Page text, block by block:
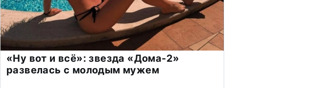
«Ну вот и всё»: звезда «Дома-2»
развелась с молодым мужем